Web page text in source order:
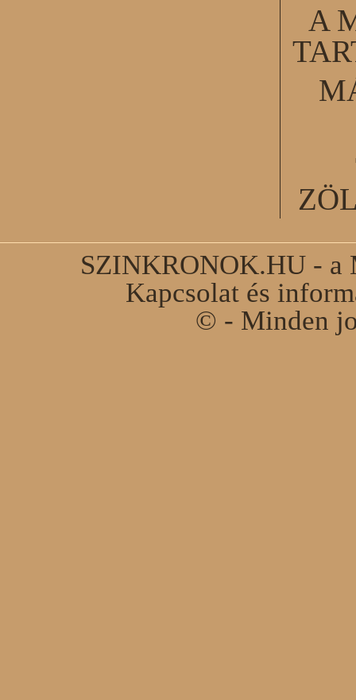
A
SZINKRONOK.HU - a
Kapcsolat és
© - Minden